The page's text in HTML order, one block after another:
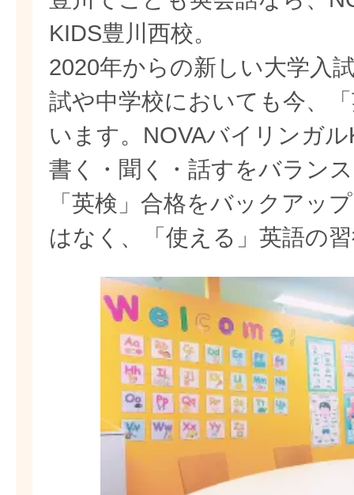
KIDS豊川西校。
2020年からの新しい大学入
試や中学校においても今、
います。NOVAバイリンガ
書く・聞く・話すをバラン
「英検」合格をバックアッ
はなく、「使える」英語の